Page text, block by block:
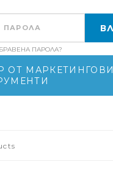
ПАРОЛА?
ОТ МАРКЕТИНГОВИ